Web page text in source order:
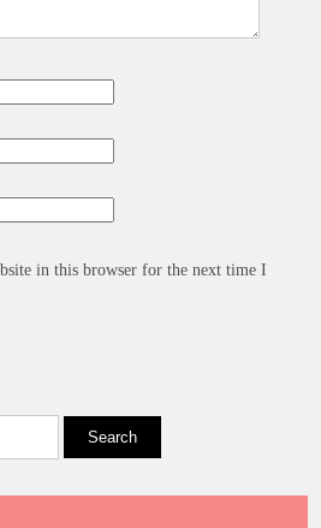
in this browser for the next time I